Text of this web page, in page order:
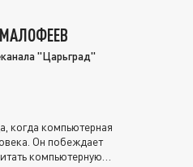
"Царьград"
когда компьютерная
Он побеждает
компьютерную